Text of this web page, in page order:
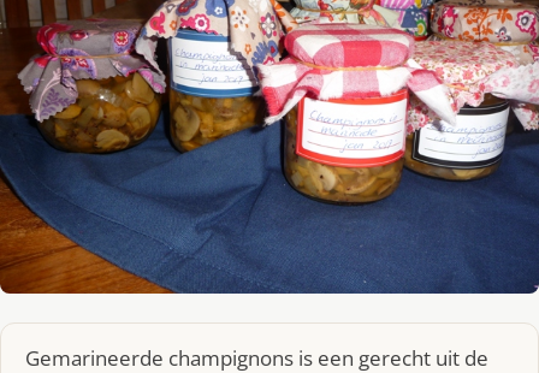
Gemarineerde champignons is een gerecht uit de